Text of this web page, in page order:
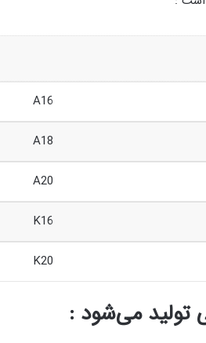
A16
A18
A20
K16
K20
تولید می‌شود :